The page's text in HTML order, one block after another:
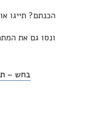
הכנתם? תייגו
ונסו גם את
בחש –